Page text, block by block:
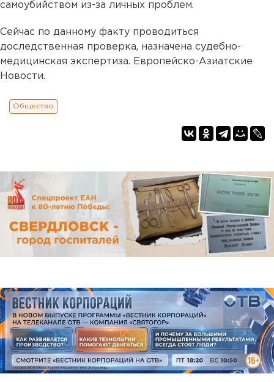
самоубийством из-за личных проблем.
Сейчас по данному факту проводиться
доследственная проверка, назначена судебно-
медицинская экспертиза. Европейско-Азиатские
Новости.
Общество